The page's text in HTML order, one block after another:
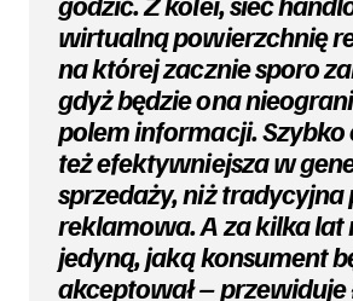
wirtualną powierzchnię
na której zacznie sporo
gdyż będzie ona
polem informacji. Szybko
też efektywniejsza w
sprzedaży, niż tradycyjna
reklamowa. A za kilka lat
jedyną, jaką konsument
akceptował – przewiduje